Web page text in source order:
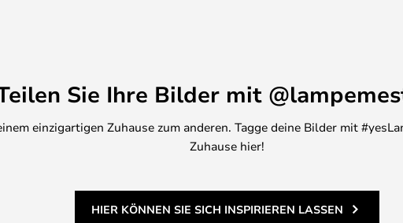
Sie Ihre Bilder mit
einzigartigen Zuhause zum anderen. Tagge deine Bilder mit
Zuhause hier!
HIER KÖNNEN SIE SICH INSPIRIEREN LASSEN